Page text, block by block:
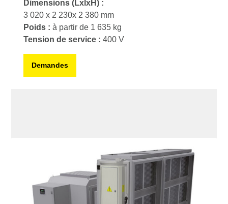
Dimensions (LxlxH) :
3 020 x 2 230x 2 380 mm
Poids : à partir de 1 635 kg
Tension de service : 400 V
Demandes